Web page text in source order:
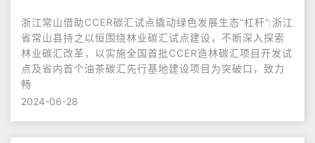
浙江常山借助CCER碳汇试点撬动绿色发展生态“杠杆”:浙江
省常山县持之以恒围绕林业碳汇试点建设，不断深入探索
林业碳汇改革，以实施全国首批CCER造林碳汇项目开发试
点及省内首个油茶碳汇先行基地建设项目为突破口，致力
畅
2024-06-28